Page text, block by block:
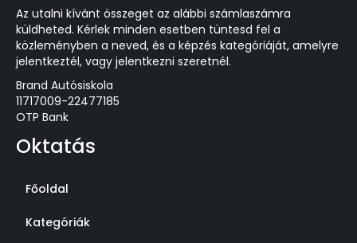
Az utalni kívánt összeget az alábbi számlaszámra
küldheted. Kérlek minden esetben tüntesd fel a
közleményben a neved, és a képzés kategóriáját, amelyre
jelentkeztél, vagy jelentkezni szeretnél.
Brand Autósiskola
11717009-22477185
OTP Bank
Oktatás
Főoldal
Kategóriák